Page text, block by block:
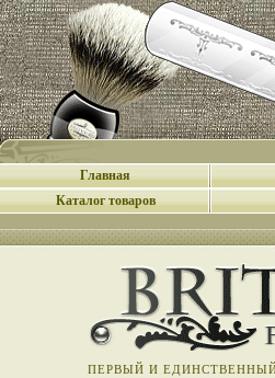
Главная
Каталог товаров
ПЕРВЫЙ И